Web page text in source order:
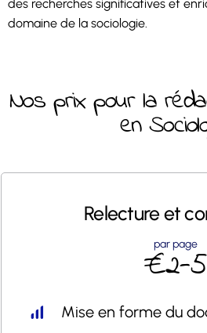
des recherches significatives et
domaine de la sociologie.
Nos prix pour la
en
Relecture et
par page
€2-5
Mise en forme du